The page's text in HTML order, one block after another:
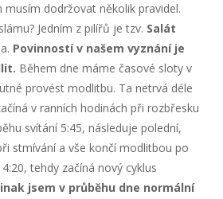
musím dodržovat několik pravidel.
Jedním z pilířů je tzv. Salát
Povinností v našem vyznání je
Během dne máme časové sloty v
provést modlitbu. Ta netrvá déle
v ranních hodinách při rozbřesku
svítání 5:45, následuje polední,
stmívání a vše končí modlitbou po
tehdy začíná nový cyklus
jsem v průběhu dne normální